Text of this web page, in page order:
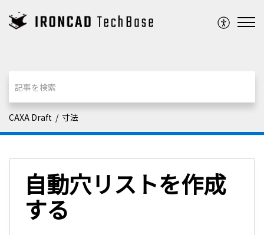
CAXA Draft 寸法
自動穴リストを作成
する